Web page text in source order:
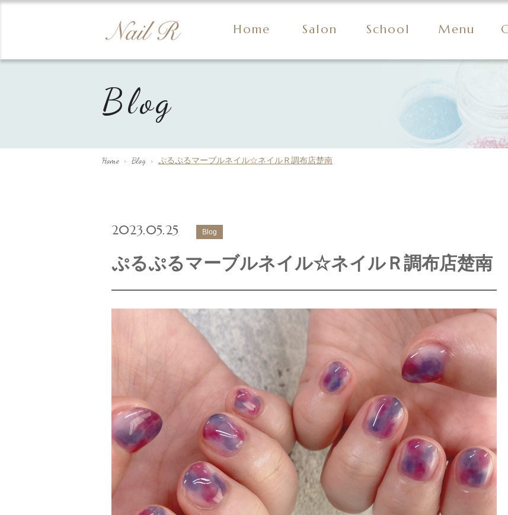
Home Salon School Menu
Blog
Home> Blog > ぷるぷるマーブルネイル☆ネイルＲ調布店楚南
2023.05.25 Blog
ぷるぷるマーブルネイル☆ネイルＲ調布店楚南